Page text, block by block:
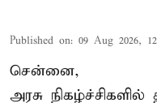
Published on: 09 Aug 2026,
சென்னை,
அரசு